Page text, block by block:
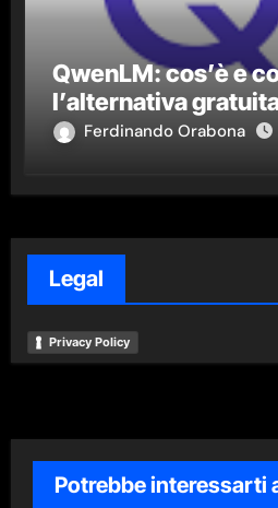
QwenLM: cos’è e
l’alternativa
Ferdinando Orabona
Legal
Privacy Policy
Potrebbe interessarti